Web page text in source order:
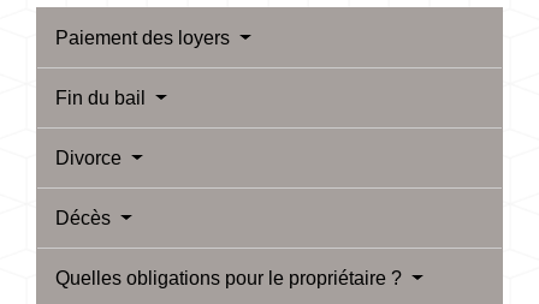
Paiement des loyers
Fin du bail
Divorce
Décès
Quelles obligations pour le propriétaire ?